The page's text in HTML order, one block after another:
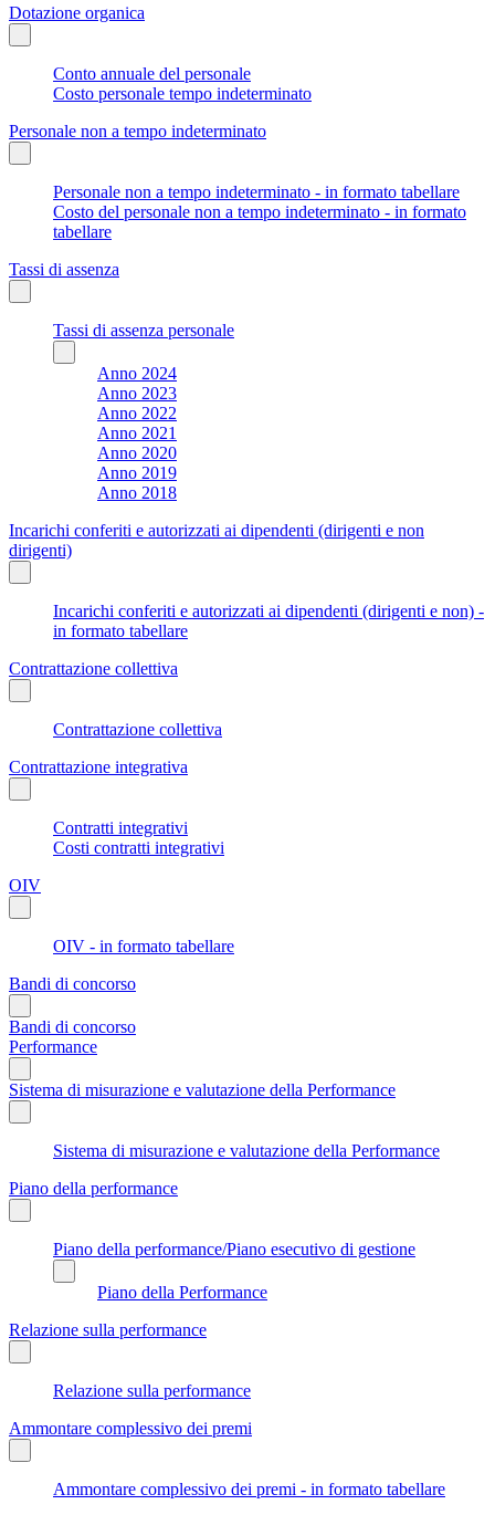
Dotazione organica
Conto annuale del personale
Costo personale tempo indeterminato
Personale non a tempo indeterminato
Personale non a tempo indeterminato - in formato tabellare
Costo del personale non a tempo indeterminato - in formato
tabellare
Tassi di assenza
Tassi di assenza personale
Anno 2024
Anno 2023
Anno 2022
Anno 2021
Anno 2020
Anno 2019
Anno 2018
Incarichi conferiti e autorizzati ai dipendenti (dirigenti e non
dirigenti)
Incarichi conferiti e autorizzati ai dipendenti (dirigenti e non) -
in formato tabellare
Contrattazione collettiva
Contrattazione collettiva
Contrattazione integrativa
Contratti integrativi
Costi contratti integrativi
OIV
OIV - in formato tabellare
Bandi di concorso
Bandi di concorso
Performance
Sistema di misurazione e valutazione della Performance
Sistema di misurazione e valutazione della Performance
Piano della performance
Piano della performance/Piano esecutivo di gestione
Piano della Performance
Relazione sulla performance
Relazione sulla performance
Ammontare complessivo dei premi
Ammontare complessivo dei premi - in formato tabellare